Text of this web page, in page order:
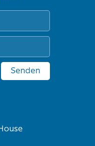
Senden